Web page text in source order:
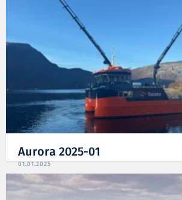
Aurora 2025-01
01.01.2025